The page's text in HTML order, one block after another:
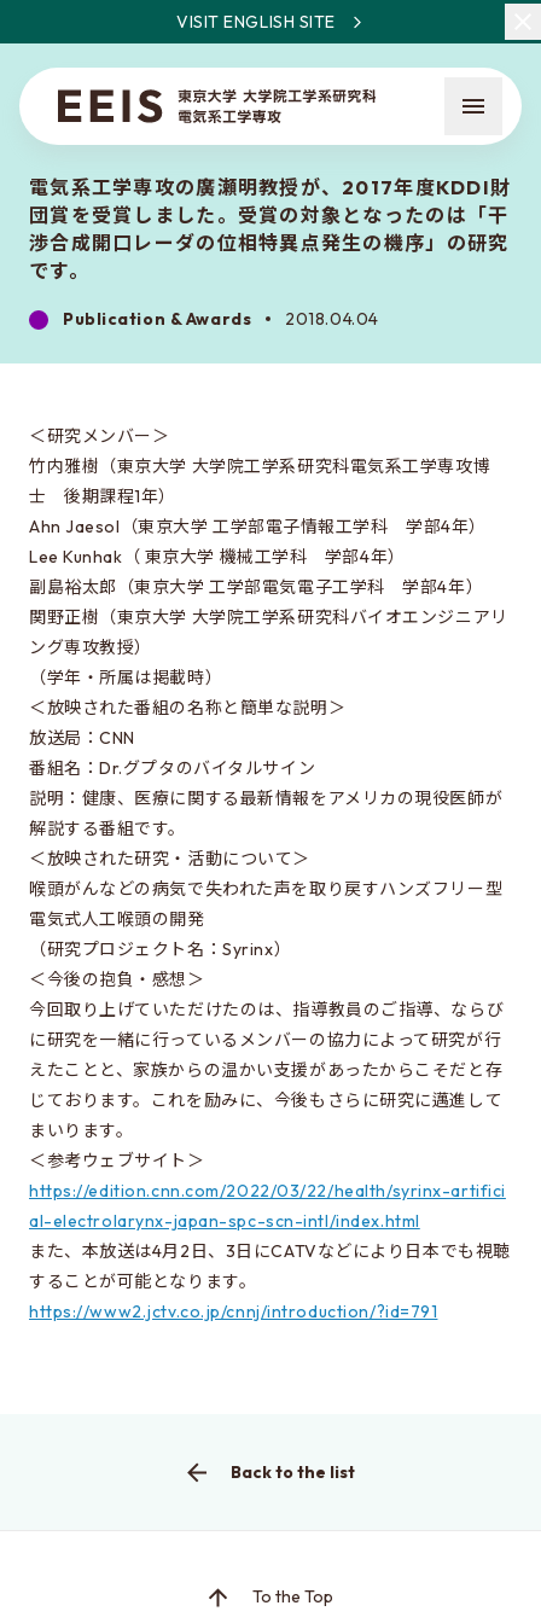
VISIT ENGLISH SITE
What is EEIS
About the entrance examination
Special oral examination for master course
Orientation for the entrance examination
Guide for entrance examinations / Required
files (Guide for entrance examination,
Summary of your desired master/doctor thesis
project and Grade summary sheet)
Information about exam subjects
Entrance Examination FAQ
For those aiming for EEIS
Testimonials of Students
Career paths and Ph.D.
Financial support for graduate students
Learn more about EEIS
Reunion
Electrical Engineering Office
Links to related organizations
Contact & Access
電気系工学専攻の廣瀬明教授が、2017年度KDDI財
団賞を受賞しました。受賞の対象となったのは「干
渉合成開口レーダの位相特異点発生の機序」の研究
です。
Publication & Awards 2018.04.04
＜研究メンバー＞
竹内雅樹（東京大学 大学院工学系研究科電気系工学専攻博
士 後期課程1年）
Ahn Jaesol（東京大学 工学部電子情報工学科 学部4年）
Lee Kunhak（ 東京大学 機械工学科 学部4年）
副島裕太郎（東京大学 工学部電気電子工学科 学部4年）
関野正樹（東京大学 大学院工学系研究科バイオエンジニアリ
ング専攻教授）
（学年・所属は掲載時）
＜放映された番組の名称と簡単な説明＞
放送局：CNN
番組名：Dr.グプタのバイタルサイン
説明：健康、医療に関する最新情報をアメリカの現役医師が
解説する番組です。
＜放映された研究・活動について＞
喉頭がんなどの病気で失われた声を取り戻すハンズフリー型
電気式人工喉頭の開発
（研究プロジェクト名：Syrinx）
＜今後の抱負・感想＞
今回取り上げていただけたのは、指導教員のご指導、ならび
に研究を一緒に行っているメンバーの協力によって研究が行
えたことと、家族からの温かい支援があったからこそだと存
じております。これを励みに、今後もさらに研究に邁進して
まいります。
＜参考ウェブサイト＞
https://edition.cnn.com/2022/03/22/health/syrinx-artifici
al-electrolarynx-japan-spc-scn-intl/index.html
また、本放送は4月2日、3日にCATVなどにより日本でも視聴
することが可能となります。
https://www2.jctv.co.jp/cnnj/introduction/?id=791
Back to the list
To the Top